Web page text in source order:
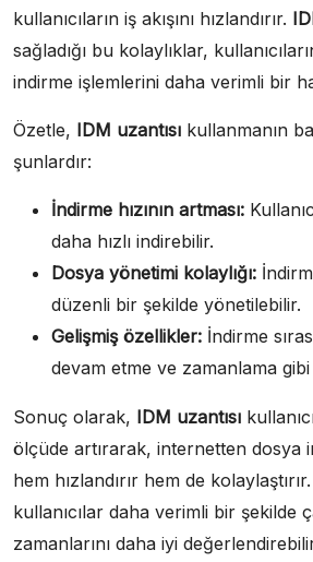
kullanıcıların iş akışını hızlandırır.
sağladığı bu kolaylıklar,
indirme işlemlerini daha verimli bir
Özetle, IDM uzantısı kullanmanın
şunlardır:
İndirme hızının artması:
daha hızlı indirebilir.
Dosya yönetimi kolaylığı:
düzenli bir şekilde yönetilebilir.
Gelişmiş özellikler: İndirme
devam etme ve zamanlama
Sonuç olarak, IDM uzantısı
ölçüde artırarak, internetten dosya
hem hızlandırır hem de
kullanıcılar daha verimli bir şekilde
zamanlarını daha iyi